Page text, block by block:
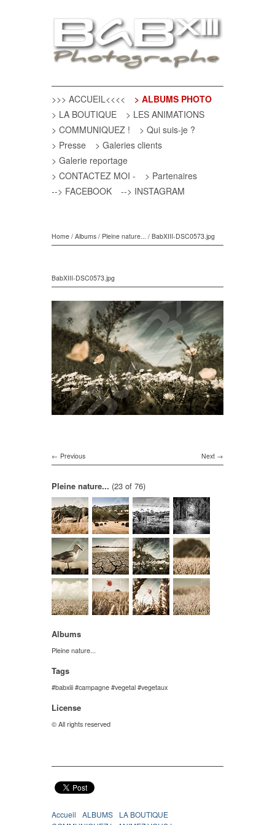
>>> ACCUEIL<<<<
> ALBUMS PHOTO
> LA BOUTIQUE
> LES ANIMATIONS
> COMMUNIQUEZ !
> Qui suis-je ?
> Presse
> Galeries clients
> Galerie reportage
> CONTACTEZ MOI -
> Partenaires
--> FACEBOOK
--> INSTAGRAM
Home / Albums / Pleine nature... / BabXIII-DSC0573.jpg
BabXIII-DSC0573.jpg
Next
Previous
Pleine nature... (23 of 76)
Albums
Pleine nature...
Tags
babxiii campagne vegetal vegetaux
License
© All rights reserved
Accueil ALBUMS
LA BOUTIQUE